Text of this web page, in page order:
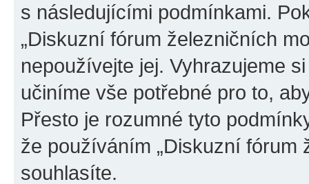
s následujícími podmínkami.
„Diskuzní fórum železničních
nepoužívejte jej. Vyhrazujeme
učiníme vše potřebné pro to,
Přesto je rozumné tyto
že používáním „Diskuzní fórum
souhlasíte.